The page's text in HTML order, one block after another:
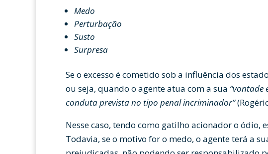
Medo
Perturbação
Susto
Surpresa
Se o excesso é cometido sob a influência dos
ou seja, quando o agente atua com a sua “vontade
conduta prevista no tipo penal incriminador”
Nesse caso, tendo como gatilho acionador o ódio,
Todavia, se o motivo for o medo, o agente terá a